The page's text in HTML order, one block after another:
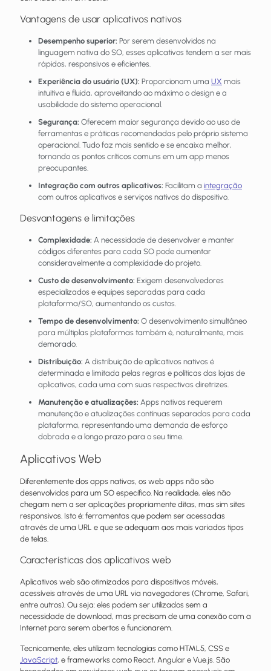
Vantagens de usar aplicativos nativos
Desempenho superior: Por serem desenvolvidos na
linguagem nativa do SO, esses aplicativos tendem a ser mais
rápidos, responsivos e eficientes.
Experiência do usuário (UX): Proporcionam uma UX mais
intuitiva e fluida, aproveitando ao máximo o design e a
usabilidade do sistema operacional.
Segurança: Oferecem maior segurança devido ao uso de
ferramentas e práticas recomendadas pelo próprio sistema
operacional. Tudo faz mais sentido e se encaixa melhor,
tornando os pontos críticos comuns em um app menos
preocupantes.
Integração com outros aplicativos: Facilitam a integração
com outros aplicativos e serviços nativos do dispositivo.
Desvantagens e limitações
Complexidade: A necessidade de desenvolver e manter
códigos diferentes para cada SO pode aumentar
consideravelmente a complexidade do projeto.
Custo de desenvolvimento: Exigem desenvolvedores
especializados e equipes separadas para cada
plataforma/SO, aumentando os custos.
Tempo de desenvolvimento: O desenvolvimento simultâneo
para múltiplas plataformas também é, naturalmente, mais
demorado.
Distribuição: A distribuição de aplicativos nativos é
determinada e limitada pelas regras e políticas das lojas de
aplicativos, cada uma com suas respectivas diretrizes.
Manutenção e atualizações: Apps nativos requerem
manutenção e atualizações contínuas separadas para cada
plataforma, representando uma demanda de esforço
dobrada e a longo prazo para o seu time.
Aplicativos Web
Diferentemente dos apps nativos, os web apps não são
desenvolvidos para um SO específico. Na realidade, eles não
chegam nem a ser aplicações propriamente ditas, mas sim sites
responsivos. Isto é: ferramentas que podem ser acessadas
através de uma URL e que se adequam aos mais variados tipos
de telas.
Características dos aplicativos web
Aplicativos web são otimizados para dispositivos móveis,
acessíveis através de uma URL via navegadores (Chrome, Safari,
entre outros). Ou seja: eles podem ser utilizados sem a
necessidade de download, mas precisam de uma conexão com a
Internet para serem abertos e funcionarem.
Tecnicamente, eles utilizam tecnologias como HTML5, CSS e
JavaScript, e frameworks como React, Angular e Vue.js. São